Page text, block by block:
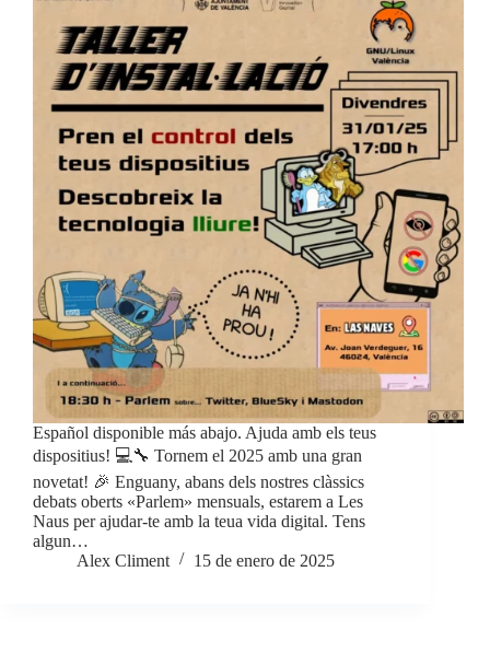
Español disponible más abajo. Ajuda amb els teus
dispositius! 💻🔧 Tornem el 2025 amb una gran
novetat! 🎉 Enguany, abans dels nostres clàssics
debats oberts «Parlem» mensuals, estarem a Les
Naus per ajudar-te amb la teua vida digital. Tens
algun…
Alex Climent
15 de enero de 2025